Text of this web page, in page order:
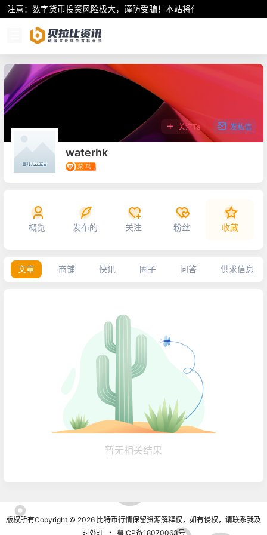
注意：数字货币投资风险极大，谨防受骗！本站将作为行业资讯共享
waterhk
关注Ta 发私信
概览 发布的 关注 粉丝 收藏
文章 商铺 快讯 圈子 问答 供求信息
暂无相关结果
版权所有Copyright © 2026 比特币行情保留资源解释权，如有侵权，请联系我及
时处理
・ 粤ICP备18070063号